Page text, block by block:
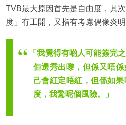
TVB最大原因首先是自由度，其
度」冇工開，又指有考慮偶像炎
「我覺得有啲人可能簽完
佢選秀出嚟，但係又唔
己會紅定唔紅，但係如
度，我驚呢個風險。」